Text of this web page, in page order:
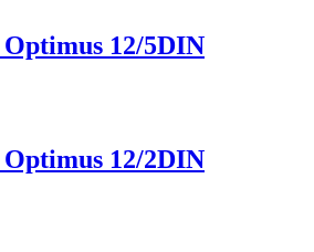
12/5DIN
12/2DIN